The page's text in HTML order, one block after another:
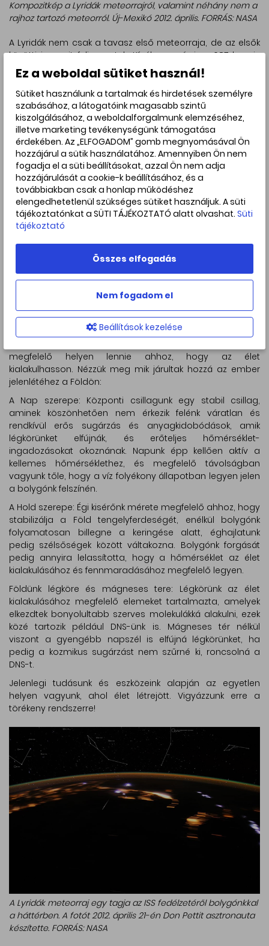
Kompozitkép a Lyridák meteorrajról, valamint néhány nem a
rajhoz tartozó meteorról. Új-Mexikó 2012. április. FORRÁS: NASA
A Lyridák nem csak a tavasz első meteorraja, de az elsők
közötti is, amit feljegyeztek. Kínában már i. e. 687-ben is
megfigyelték, vagyis már 2700 éve tartjuk szemmel ezt a
meteoresőt, amelyre ők is így hivatkoztak: „A csillagok úgy
hullottak, mint az eső.” Később is többször meglepte a
szemlélőket egy-egy kitöréssel, 1803-ban, 1922-ben, 1945-
ben és 1982-ben, amikor több mint 100 meteort is
megfigyeltek óránként.
A Föld napja: miért is különleges a bolygónk?
A Föld napját minden évben április 22-én tartjuk, amit a
világ minden részén programokkal, előadásokkal,
rajzversenyekkel ünnepelnek. A kezdeményezés 1970. április
22-én indult útjára, amikor Denis Hayes egyetemista fel
szigorú törvények születtek, és nemzetközi
megmozdulássá válva egyre több ország csatlakozott
Föld Napja Alapítványt, amely minden évben koordinálja
az ünnephez kapcsolódó rendezvényeket.
Ezen a napon érdemes arra is figyelmet fordítanunk,
megfelelő helyen lennie ahhoz, hogy az élet
kialakulhasson. Nézzük meg mik járultak hozzá az ember
jelenlétéhez a Földön:
A Nap szerepe: Központi csillagunk egy stabil csillag,
aminek köszönhetően nem érkezik felénk váratlan és
rendkívül erős sugárzás és anyagkidobódások, amik
légkörünket elfújnák, és erőteljes hőmérséklet-
ingadozásokat okoznának. Napunk épp kellően aktív a
kellemes hőmérséklethez, és megfelelő távolságban
vagyunk tőle, hogy a víz folyékony állapotban legyen jelen
a bolygónk felszínén.
A Hold szerepe: Égi kisérőnk mérete megfelelő ahhoz, hogy
stabilizálja a Föld tengelyferdeségét, enélkül bolygónk
folyamatosan billegne a keringése alatt, éghajlatunk
pedig szélsőségek között váltakozna. Bolygónk forgását
pedig annyira lelassította, hogy a hőmérséklet az élet
kialakulásához és fennmaradásához megfelelő legyen.
Földünk légköre és mágneses tere: Légkörünk az élet
kialakulásához megfelelő elemeket tartalmazta, amelyek
elkezdtek bonyolultabb szerves molekulákká alakulni, ezek
közé tartozik például DNS-ünk is. Mágneses tér nélkül
viszont a gyengébb napszél is elfújná légkörünket, ha
pedig a kozmikus sugárzást nem szűrné ki, roncsolná a
DNS-t.
Jelenlegi tudásunk és eszközeink alapján az egyetlen
helyen vagyunk, ahol élet létrejött. Vigyázzunk erre a
törékeny rendszerre!
A Lyridák meteorraj egy tagja az ISS fedélzetéről bolygónkkal
a háttérben. A fotót 2012. április 21-én Don Pettit asztronauta
készítette. FORRÁS: NASA
Ez a weboldal sütiket használ!
Sütiket használunk a tartalmak és hirdetések személyre
szabásához, a látogatóink magasabb szintű
kiszolgálásához, a weboldalforgalmunk elemzéséhez,
illetve marketing tevékenységünk támogatása
érdekében. Az „ELFOGADOM” gomb megnyomásával Ön
hozzájárul a sütik használatához. Amennyiben Ön nem
fogadja el a süti beállításokat, azzal Ön nem adja
hozzájárulását a cookie-k beállításához, és a
továbbiakban csak a honlap működéshez
elengedhetetlenül szükséges sütiket használjuk. A süti
tájékoztatónkat a SÜTI TÁJÉKOZTATÓ alatt olvashat. Süti
tájékoztató
Összes elfogadás
Nem fogadom el
Beállítások kezelése